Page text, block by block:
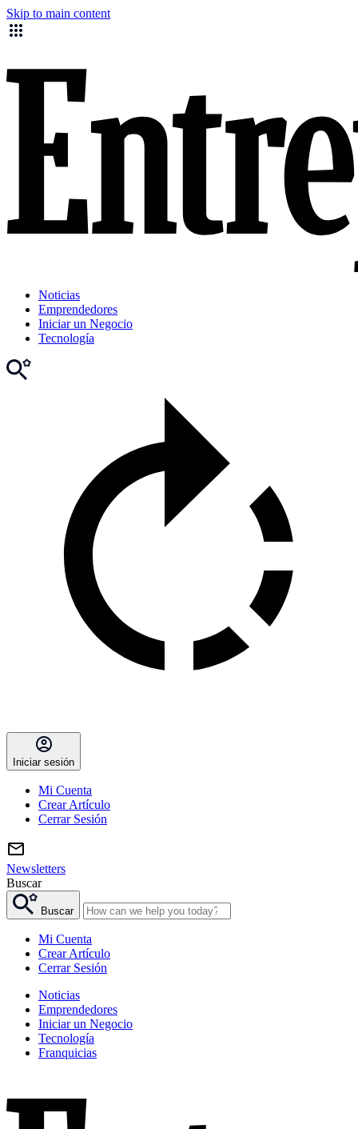
Skip to main content
Noticias
Emprendedores
Iniciar un Negocio
Tecnología
Iniciar sesión
Mi Cuenta
Crear Artículo
Cerrar Sesión
Newsletters
Buscar
Buscar
Mi Cuenta
Crear Artículo
Cerrar Sesión
Noticias
Emprendedores
Iniciar un Negocio
Tecnología
Franquicias